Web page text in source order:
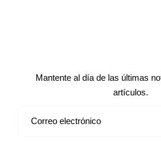
Mantente al día de las últimas
artículos.